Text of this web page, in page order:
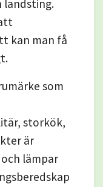
landsting.
kan man få
som
storkök,
är
lämpar